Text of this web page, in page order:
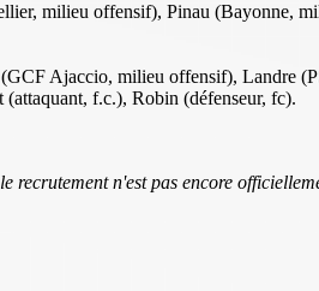
milieu offensif), Pinau (Bayonne,
Ajaccio, milieu offensif), Landre
f.c.), Robin (défenseur, fc).
n'est pas encore